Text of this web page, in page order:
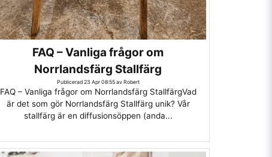
FAQ – Vanliga frågor om
Norrlandsfärg Stallfärg
Publicerad 23 Apr 08:55 av Robert
FAQ – Vanliga frågor om Norrlandsfärg StallfärgVad
är det som gör Norrlandsfärg Stallfärg unik? Vår
stallfärg är en diffusionsöppen (anda...